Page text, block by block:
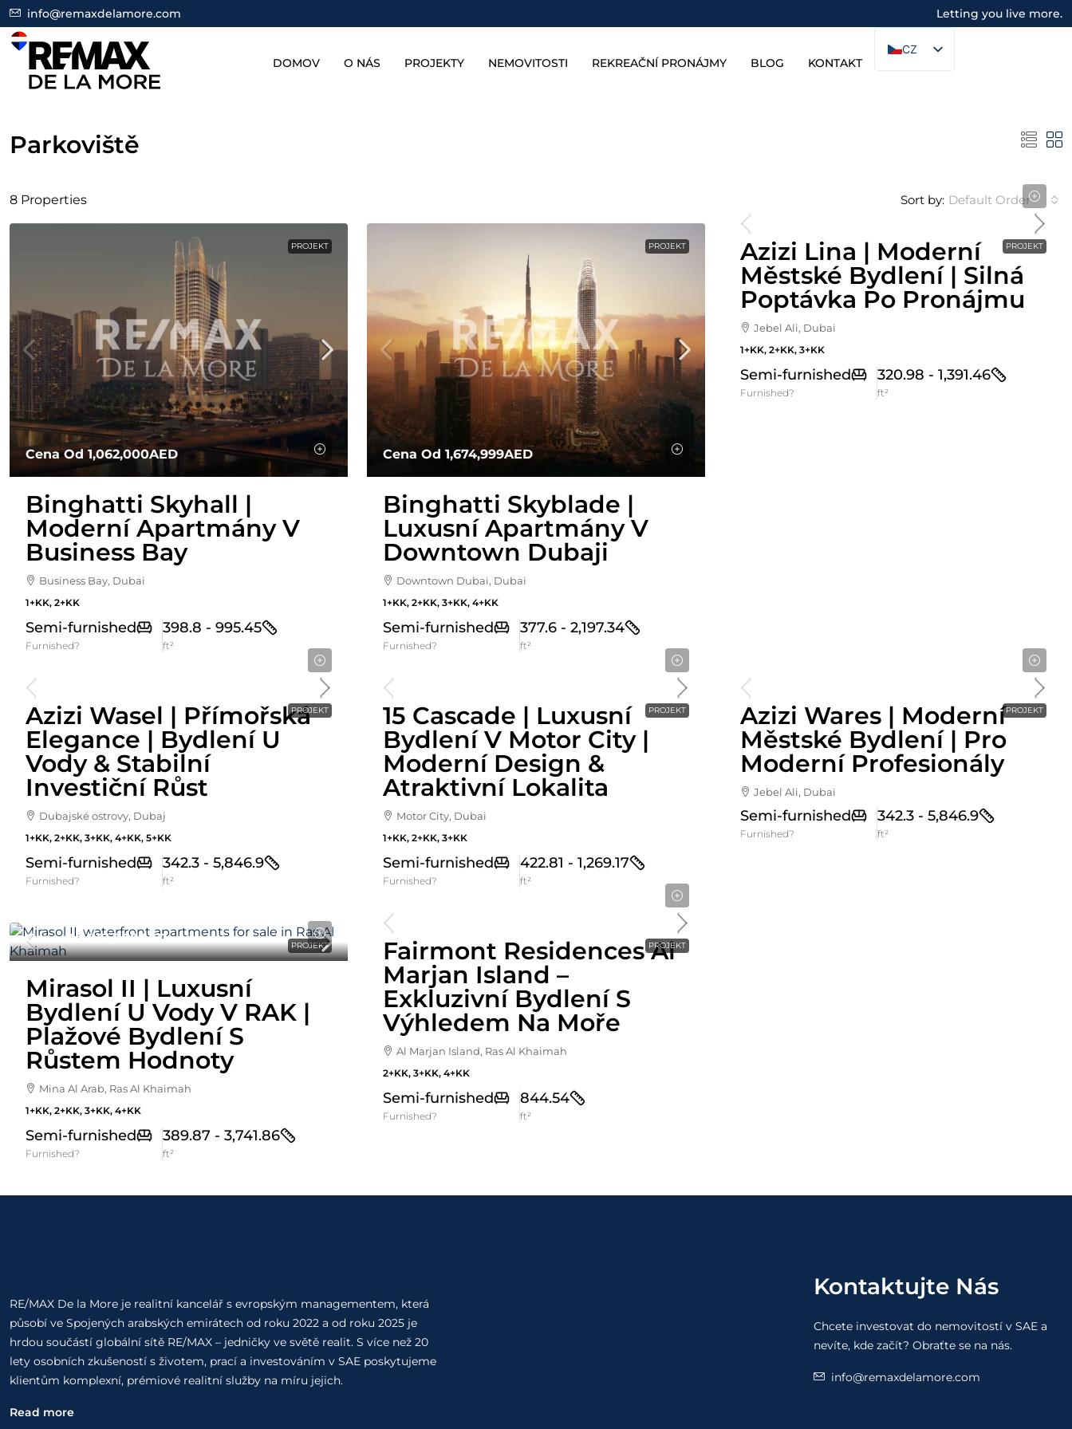
info@remaxdelamore.com Letting you live more.
DOMOV O NÁS PROJEKTY NEMOVITOSTI REKREAČNÍ PRONÁJMY BLOG KONTAKT
CZ
Parkoviště
8 Properties Sort by: Default Order
PROJEKT
Cena Od 1,062,000AED
Binghatti Skyhall |
Moderní Apartmány V
Business Bay
Business Bay, Dubai
1+KK, 2+KK
Semi-furnished
Furnished?
398.8 - 995.45
ft²
PROJEKT
Cena Od 1,674,999AED
Binghatti Skyblade |
Luxusní Apartmány V
Downtown Dubaji
Downtown Dubai, Dubai
1+KK, 2+KK, 3+KK, 4+KK
Semi-furnished
Furnished?
377.6 - 2,197.34
ft²
PROJEKT
Azizi Lina | Moderní
Městské Bydlení | Silná
Poptávka Po Pronájmu
Jebel Ali, Dubai
1+KK, 2+KK, 3+KK
Semi-furnished
Furnished?
320.98 - 1,391.46
ft²
PROJEKT
Azizi Wasel | Přímořská
Elegance | Bydlení U
Vody & Stabilní
Investiční Růst
Dubajské ostrovy, Dubaj
1+KK, 2+KK, 3+KK, 4+KK, 5+KK
Semi-furnished
Furnished?
342.3 - 5,846.9
ft²
PROJEKT
15 Cascade | Luxusní
Bydlení V Motor City |
Moderní Design &
Atraktivní Lokalita
Motor City, Dubai
1+KK, 2+KK, 3+KK
Semi-furnished
Furnished?
422.81 - 1,269.17
ft²
PROJEKT
Azizi Wares | Moderní
Městské Bydlení | Pro
Moderní Profesionály
Jebel Ali, Dubai
Semi-furnished
Furnished?
342.3 - 5,846.9
ft²
PROJEKT
Cena Od861,000AED
Mirasol II | Luxusní
Bydlení U Vody V RAK |
Plažové Bydlení S
Růstem Hodnoty
Mina Al Arab, Ras Al Khaimah
1+KK, 2+KK, 3+KK, 4+KK
Semi-furnished
Furnished?
389.87 - 3,741.86
ft²
PROJEKT
Fairmont Residences Al
Marjan Island –
Exkluzivní Bydlení S
Výhledem Na Moře
Al Marjan Island, Ras Al Khaimah
2+KK, 3+KK, 4+KK
Semi-furnished
Furnished?
844.54
ft²
RE/MAX De la More je realitní kancelář s evropským managementem, která
působí ve Spojených arabských emirátech od roku 2022 a od roku 2025 je
hrdou součástí globální sítě RE/MAX – jedničky ve světě realit. S více než 20
lety osobních zkušeností s životem, prací a investováním v SAE poskytujeme
klientům komplexní, prémiové realitní služby na míru jejich.
Read more
Kontaktujte Nás
Chcete investovat do nemovitostí v SAE a
nevíte, kde začít? Obraťte se na nás.
info@remaxdelamore.com